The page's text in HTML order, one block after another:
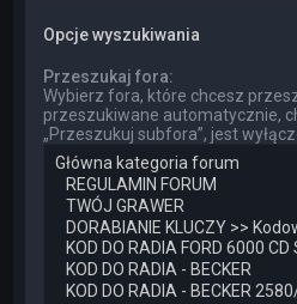
Opcje wyszukiwania
Przeszukaj fora:
Wybierz fora, które chcesz
przeszukiwane automatycznie,
„Przeszukuj subfora”, jest